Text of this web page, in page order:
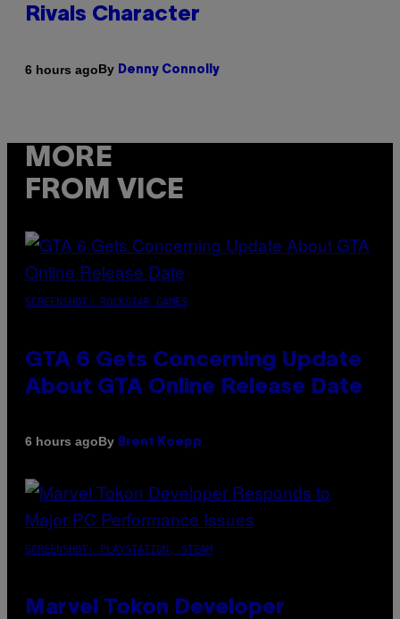
Rivals Character
6 hours agoBy Denny Connolly
MORE
FROM VICE
SCREENSHOT: ROCKSTAR GAMES
GTA 6 Gets Concerning Update
About GTA Online Release Date
6 hours agoBy Brent Koepp
SCREENSHOT: PLAYSTATION, STEAM
Marvel Tokon Developer